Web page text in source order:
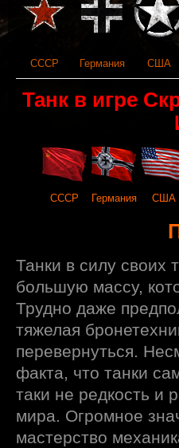
СССР Германия США
Танк в игре
СССР Германия США
Танки в силу своих
большую массу,
Трудно даже
тяжелая
перевернуться.
факта, что танки
таки не редкость и
мира. Огромное
мастерство